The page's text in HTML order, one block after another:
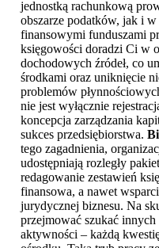
jednostką rachunkową
obszarze podatków, jak i
finansowymi funduszami
księgowości doradzi Ci w
dochodowych źródeł, co
środkami oraz uniknięcie
problemów
nie jest wyłącznie
koncepcja zarządzania
sukces przedsiębiorstwa.
tego zagadnienia,
udostępniają rozległy
redagowanie zestawień
finansowa, a nawet
jurydycznej biznesu. Na
przejmować szukać
aktywności – każdą